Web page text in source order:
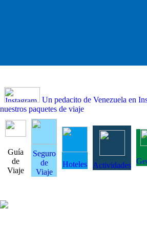
Un pedacito de Venezuela en
nuestros paquetes de viaje
Guía
de
Viaje
Seguro
de
Viaje
Hoteles Actividades